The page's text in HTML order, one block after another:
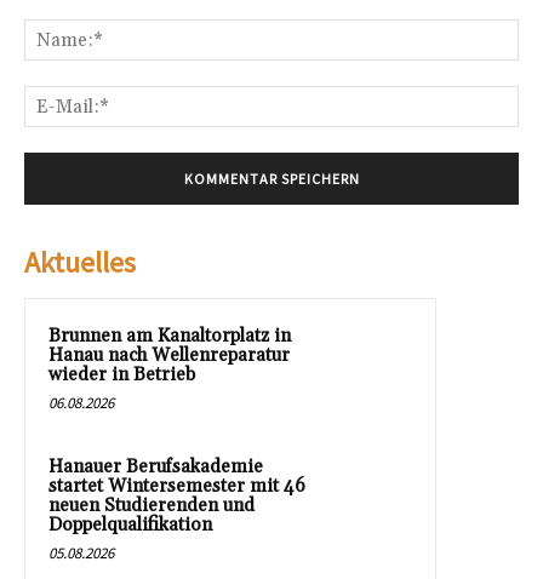
Aktuelles
Brunnen am Kanaltorplatz in
Hanau nach Wellenreparatur
wieder in Betrieb
06.08.2026
Hanauer Berufsakademie
startet Wintersemester mit 46
neuen Studierenden und
Doppelqualifikation
05.08.2026